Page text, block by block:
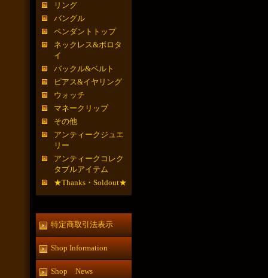
リング
バングル
ペンダントトップ
ネックレス&ボロタ
イ
バックル&ベルト
ピアス&イヤリング
ウォッチ
マネークリップ
その他
アンティークジュエ
リー
アンティークコレク
タブルアイテム
★Thanks・Soldout★
特定商取引法表示
Shop Information
Shop News